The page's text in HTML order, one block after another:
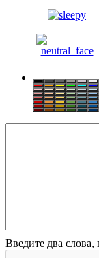
Введите два